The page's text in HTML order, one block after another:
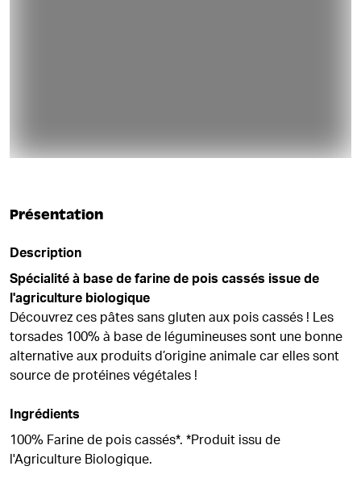
Présentation
Description
Spécialité à base de farine de pois cassés issue de
l'agriculture biologique
Découvrez ces pâtes sans gluten aux pois cassés ! Les
torsades 100% à base de légumineuses sont une bonne
alternative aux produits d’origine animale car elles sont
source de protéines végétales !
Ingrédients
100% Farine de pois cassés*. *Produit issu de
l'Agriculture Biologique.